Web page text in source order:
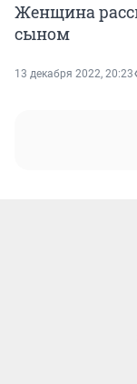
Женщина
сыном
13 декабря 2022, 20:23